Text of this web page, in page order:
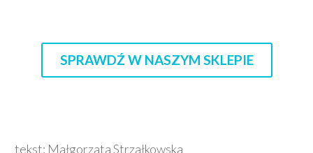
SPRAWDŹ W NASZYM SKLEPIE
tekst: Małgorzata Strzałkowska